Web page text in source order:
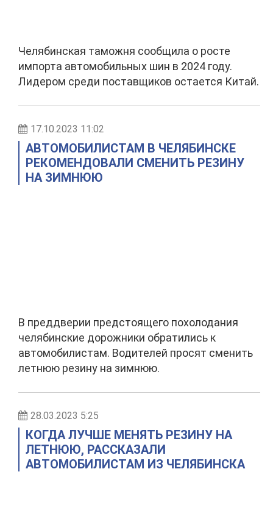
Челябинская таможня сообщила о росте
импорта автомобильных шин в 2024 году.
Лидером среди поставщиков остается Китай.
17.10.2023 11:02
АВТОМОБИЛИСТАМ В ЧЕЛЯБИНСКЕ
РЕКОМЕНДОВАЛИ СМЕНИТЬ РЕЗИНУ
НА ЗИМНЮЮ
В преддверии предстоящего похолодания
челябинские дорожники обратились к
автомобилистам. Водителей просят сменить
летнюю резину на зимнюю.
28.03.2023 5:25
КОГДА ЛУЧШЕ МЕНЯТЬ РЕЗИНУ НА
ЛЕТНЮЮ, РАССКАЗАЛИ
АВТОМОБИЛИСТАМ ИЗ ЧЕЛЯБИНСКА